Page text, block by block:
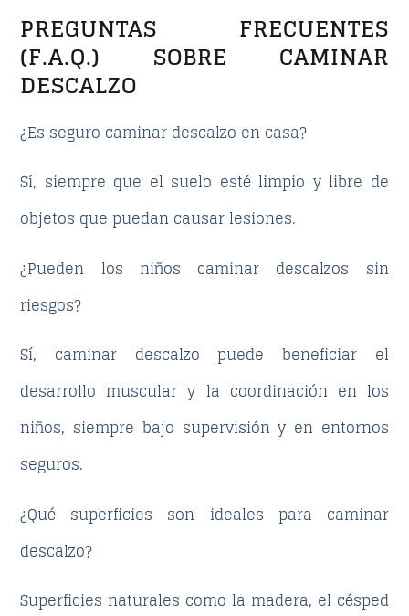
PREGUNTAS FRECUENTES
(F.A.Q.) SOBRE CAMINAR
DESCALZO
¿Es seguro caminar descalzo en casa?
Sí, siempre que el suelo esté limpio y libre de
objetos que puedan causar lesiones.
¿Pueden los niños caminar descalzos sin
riesgos?
Sí, caminar descalzo puede beneficiar el
desarrollo muscular y la coordinación en los
niños, siempre bajo supervisión y en entornos
seguros.
¿Qué superficies son ideales para caminar
descalzo?
Superficies naturales como la madera, el césped